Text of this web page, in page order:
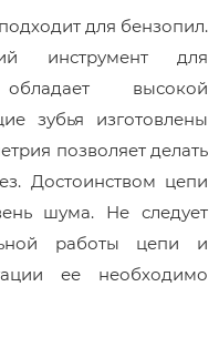
для бензопил.
инструмент для
высокой
зубья изготовлены
позволяет делать
Достоинством цепи
шума. Не следует
работы цепи и
ее необходимо